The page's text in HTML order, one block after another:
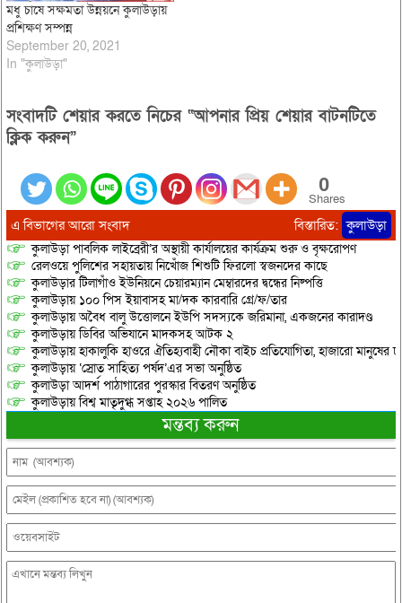
মধু চাষে সক্ষমতা উন্নয়নে কুলাউড়ায়
প্রশিক্ষণ সম্পন্ন
September 20, 2021
In "কুলাউড়া"
সংবাদটি শেয়ার করতে নিচের “আপনার প্রিয় শেয়ার বাটনটিতে
ক্লিক করুন”
0
Shares
এ বিভাগের আরো সংবাদ বিস্তারিত: কুলাউড়া
কুলাউড়া পাবলিক লাইব্রেরী’র অস্থায়ী কার্যালয়ের কার্যক্রম শুরু ও বৃক্ষরোপণ
রেলওয়ে পুলিশের সহায়তায় নিখোঁজ শিশুটি ফিরলো স্বজনদের কাছে
কুলাউড়ার টিলাগাঁও ইউনিয়নে চেয়ারম্যান মেম্বারদের দ্বন্ধের নিষ্পত্তি
কুলাউড়ায় ১০০ পিস ইয়াবাসহ মা/দক কারবারি গ্রে/ফ/তার
কুলাউড়ায় অবৈধ বালু উত্তোলনে ইউপি সদস্যকে জরিমানা, একজনের কারাদণ্ড
কুলাউড়ায় ডিবির অভিযানে মাদকসহ আটক ২
কুলাউড়ায় হাকালুকি হাওরে ঐতিহ্যবাহী নৌকা বাইচ প্রতিযোগিতা, হাজারো মানুষের
কুলাউড়ায় ‘স্রোত সাহিত্য পর্ষদ’এর সভা অনুষ্ঠিত
কুলাউড়া আদর্শ পাঠাগারের পুরস্কার বিতরণ অনুষ্ঠিত
কুলাউড়ায় বিশ্ব মাতৃদুগ্ধ সপ্তাহ ২০২৬ পালিত
মন্তব্য করুন